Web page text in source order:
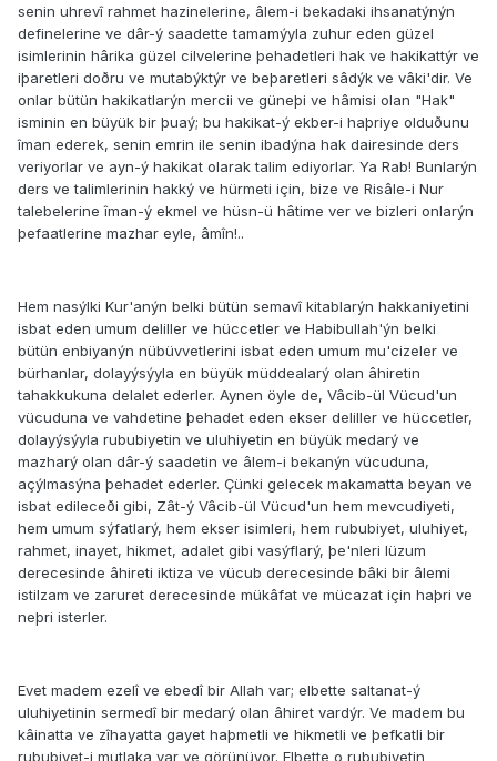
senin uhrevî rahmet hazinelerine, âlem-i bekadaki ihsanatýnýn
definelerine ve dâr-ý saadette tamamýyla zuhur eden güzel
isimlerinin hârika güzel cilvelerine þehadetleri hak ve hakikattýr ve
iþaretleri doðru ve mutabýktýr ve beþaretleri sâdýk ve vâki'dir. Ve
onlar bütün hakikatlarýn mercii ve güneþi ve hâmisi olan "Hak"
isminin en büyük bir þuaý; bu hakikat-ý ekber-i haþriye olduðunu
îman ederek, senin emrin ile senin ibadýna hak dairesinde ders
veriyorlar ve ayn-ý hakikat olarak talim ediyorlar. Ya Rab! Bunlarýn
ders ve talimlerinin hakký ve hürmeti için, bize ve Risâle-i Nur
talebelerine îman-ý ekmel ve hüsn-ü hâtime ver ve bizleri onlarýn
þefaatlerine mazhar eyle, âmîn!..
Hem nasýlki Kur'anýn belki bütün semavî kitablarýn hakkaniyetini
isbat eden umum deliller ve hüccetler ve Habibullah'ýn belki
bütün enbiyanýn nübüvvetlerini isbat eden umum mu'cizeler ve
bürhanlar, dolayýsýyla en büyük müddealarý olan âhiretin
tahakkukuna delalet ederler. Aynen öyle de, Vâcib-ül Vücud'un
vücuduna ve vahdetine þehadet eden ekser deliller ve hüccetler,
dolayýsýyla rububiyetin ve uluhiyetin en büyük medarý ve
mazharý olan dâr-ý saadetin ve âlem-i bekanýn vücuduna,
açýlmasýna þehadet ederler. Çünki gelecek makamatta beyan ve
isbat edileceði gibi, Zât-ý Vâcib-ül Vücud'un hem mevcudiyeti,
hem umum sýfatlarý, hem ekser isimleri, hem rububiyet, uluhiyet,
rahmet, inayet, hikmet, adalet gibi vasýflarý, þe'nleri lüzum
derecesinde âhireti iktiza ve vücub derecesinde bâki bir âlemi
istilzam ve zaruret derecesinde mükâfat ve mücazat için haþri ve
neþri isterler.
Evet madem ezelî ve ebedî bir Allah var; elbette saltanat-ý
uluhiyetinin sermedî bir medarý olan âhiret vardýr. Ve madem bu
kâinatta ve zîhayatta gayet haþmetli ve hikmetli ve þefkatli bir
rububiyet-i mutlaka var ve görünüyor. Elbette o rububiyetin